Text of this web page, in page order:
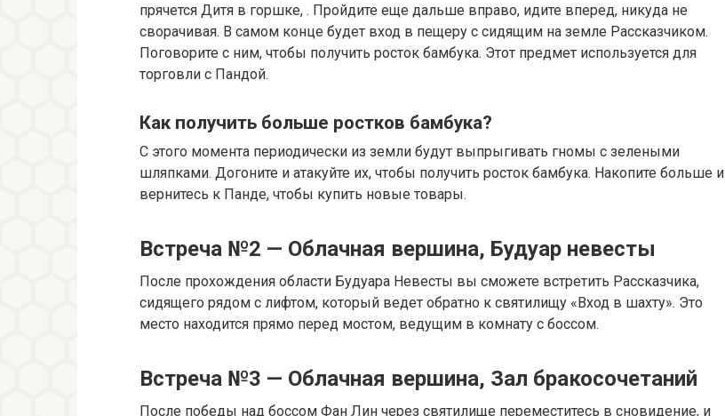
прячется Дитя в горшке, . Пройдите еще дальше вправо, идите вперед, никуда не
сворачивая. В самом конце будет вход в пещеру с сидящим на земле Рассказчиком.
Поговорите с ним, чтобы получить росток бамбука. Этот предмет используется для
торговли с Пандой.
Как получить больше ростков бамбука?
С этого момента периодически из земли будут выпрыгивать гномы с зелеными
шляпками. Догоните и атакуйте их, чтобы получить росток бамбука. Накопите больше и
вернитесь к Панде, чтобы купить новые товары.
Встреча №2 — Облачная вершина, Будуар невесты
После прохождения области Будуара Невесты вы сможете встретить Рассказчика,
сидящего рядом с лифтом, который ведет обратно к святилищу «Вход в шахту». Это
место находится прямо перед мостом, ведущим в комнату с боссом.
Встреча №3 — Облачная вершина, Зал бракосочетаний
После победы над боссом Фан Лин через святилище переместитесь в сновидение, и